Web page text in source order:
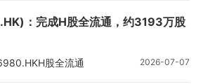
：完成H股全流通，约3193万股
H股全流通 2026-07-07